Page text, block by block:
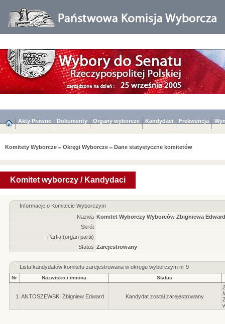
Akty Prawne Dokumenty Organy wyborcze Kandydaci Frekwencja
Komitety Wyborcze Okręgi Wyborcze Dane statystyczne komitetów
Komitet wyborczy / Kandydaci
Informacje o Komitecie Wyborczym
Nazwa Komitet Wyborczy Wyborców Zbigniewa
Skrót
Partia (organ partii)
Status Zarejestrowany
Lista kandydatów komitetu zarejestrowana w okręgu wyborczym nr 9
Nr Nazwisko i imiona Status
1 ANTOSZEWSKI Zbigniew Edward Kandydat został zarejestrowany